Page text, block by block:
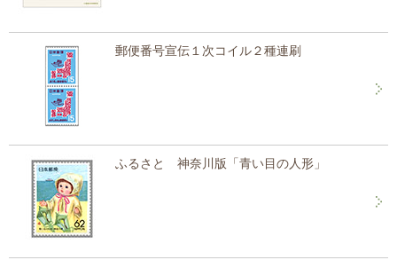
郵便番号宣伝１次コイル２種連刷
ふるさと 神奈川版「青い目の人形」